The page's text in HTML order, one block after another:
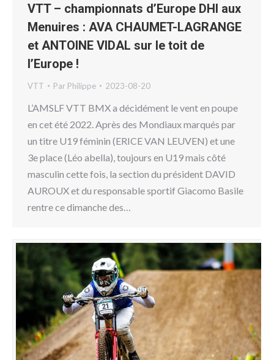
VTT – championnats d’Europe DHI aux
Menuires : AVA CHAUMET-LAGRANGE
et ANTOINE VIDAL sur le toit de
l’Europe !
VTT Par Philippe 2023-08-20
L’AMSLF VTT BMX a décidément le vent en poupe
en cet été 2022. Après des Mondiaux marqués par
un titre U19 féminin (ERICE VAN LEUVEN) et une
3e place (Léo abella), toujours en U19 mais côté
masculin cette fois, la section du président DAVID
AUROUX et du responsable sportif Giacomo Basile
rentre ce dimanche des…